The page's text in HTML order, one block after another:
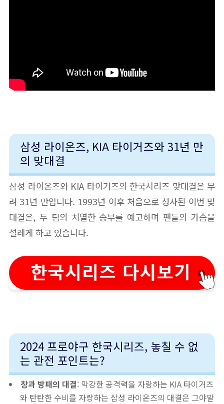
삼성 라이온즈, KIA 타이거즈와 31년 만
의 맞대결
삼성 라이온즈와 KIA 타이거즈의 한국시리즈 맞대결은 무
려 31년 만입니다. 1993년 이후 처음으로 성사된 이번 맞
대결은, 두 팀의 치열한 승부를 예고하며 팬들의 가슴을
설레게 하고 있습니다.
2024 프로야구 한국시리즈, 놓칠 수 없
는 관전 포인트는?
창과 방패의 대결: 막강한 공격력을 자랑하는 KIA 타이거즈
와 탄탄한 수비를 자랑하는 삼성 라이온즈의 대결은 그야말